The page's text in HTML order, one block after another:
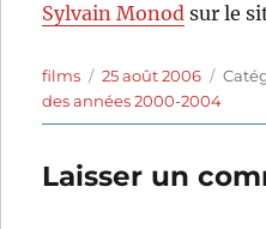
Sylvain Monod sur le
Auteur
films
Publié
le
25 août 2006
des années 2000-2004
Laisser un